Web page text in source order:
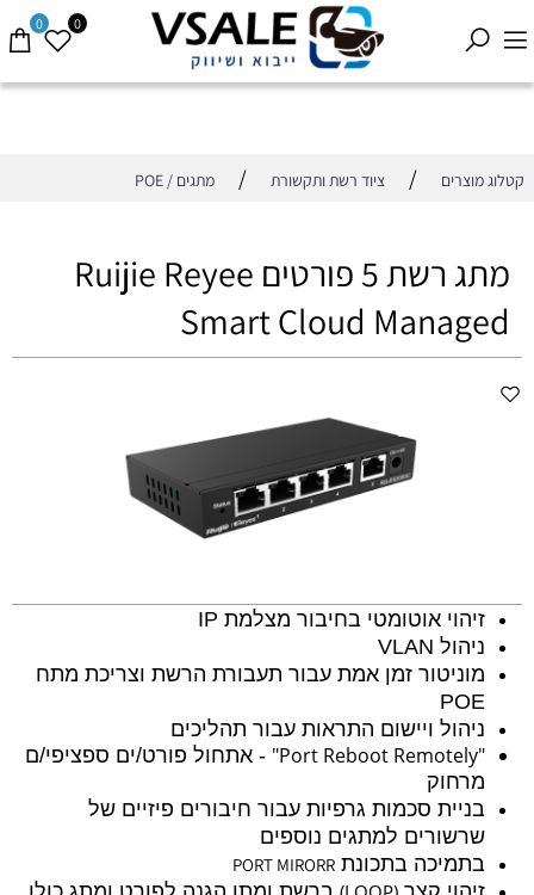
0 0
קטלוג מוצרים / ציוד רשת ותקשורת / מתגים / POE
מתג רשת 5 פורטים Ruijie Reyee
Smart Cloud Managed
זיהוי אוטומטי בחיבור מצלמת IP
ניהול VLAN
מוניטור זמן אמת עבור תעבורת הרשת וצריכת מתח
POE
ניהול ויישום התראות עבור תהליכים
"Port Reboot
Remotely"
- אתחול פורט/ים ספציפי/ם
מרחוק
בניית סכמות גרפיות עבור חיבורים פיזיים של
שרשורים למתגים נוספים
בתמיכה בתכונת PORT MIRORR